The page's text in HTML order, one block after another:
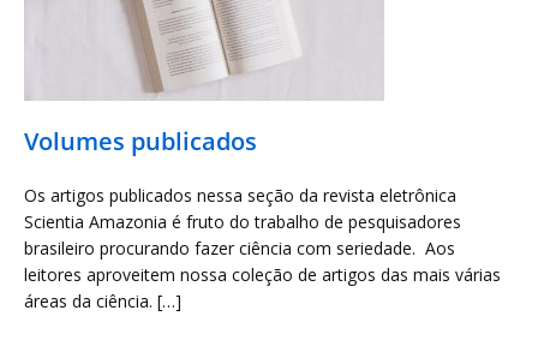
Volumes publicados
Os artigos publicados nessa seção da revista eletrônica
Scientia Amazonia é fruto do trabalho de pesquisadores
brasileiro procurando fazer ciência com seriedade. Aos
leitores aproveitem nossa coleção de artigos das mais várias
áreas da ciência. […]